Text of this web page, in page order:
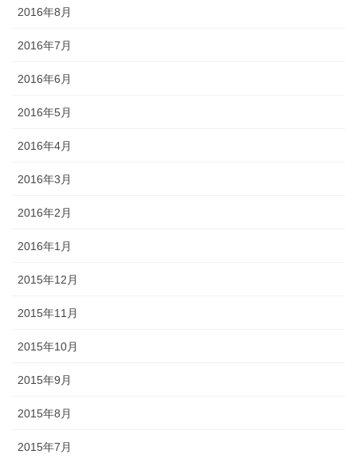
2016年8月
2016年7月
2016年6月
2016年5月
2016年4月
2016年3月
2016年2月
2016年1月
2015年12月
2015年11月
2015年10月
2015年9月
2015年8月
2015年7月